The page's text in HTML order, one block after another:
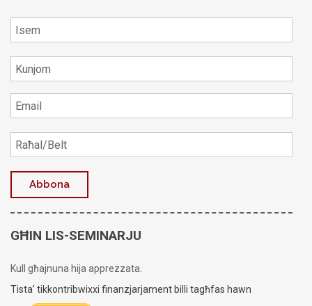
GĦIN LIS-SEMINARJU
Kull għajnuna hija apprezzata.
Tista’ tikkontribwixxi finanzjarjament billi tagħfas hawn